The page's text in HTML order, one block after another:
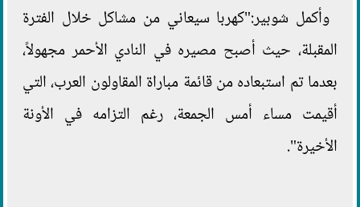
وأكمل شوبير:"كهربا سيعاني من مشاكل خلال الفترة
المقبلة، حيث أصبح مصيره في النادي الأحمر مجهولاً،
بعدما تم استبعاده من قائمة مباراة المقاولون العرب، التي
أقيمت مساء أمس الجمعة، رغم التزامه في الأونة
الأخيرة".